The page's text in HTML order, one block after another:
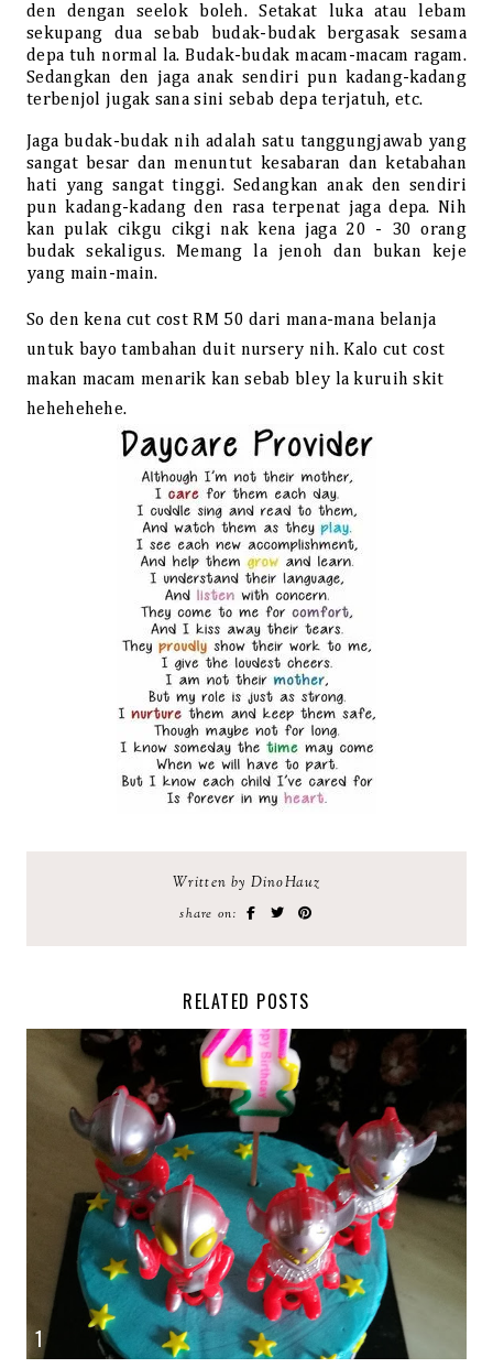
den dengan seelok boleh. Setakat luka atau lebam
sekupang dua sebab budak-budak bergasak sesama
depa tuh normal la. Budak-budak macam-macam ragam.
Sedangkan den jaga anak sendiri pun kadang-kadang
terbenjol jugak sana sini sebab depa terjatuh, etc.
Jaga budak-budak nih adalah satu tanggungjawab yang
sangat besar dan menuntut kesabaran dan ketabahan
hati yang sangat tinggi. Sedangkan anak den sendiri
pun kadang-kadang den rasa terpenat jaga depa. Nih
kan pulak cikgu cikgi nak kena jaga 20 - 30 orang
budak sekaligus. Memang la jenoh dan bukan keje
yang main-main.
So den kena cut cost RM 50 dari mana-mana belanja
untuk bayo tambahan duit nursery nih. Kalo cut cost
makan macam menarik kan sebab bley la kuruih skit
hehehehehe.
Written by DinoHauz
share on:
RELATED POSTS